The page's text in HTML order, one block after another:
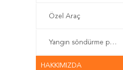
Özel Araç
Yangın söndürme pompası
HAKKIMIZDA